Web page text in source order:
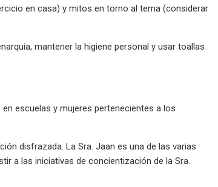
en casa) y mitos en torno al tema (considerar
mantener la higiene personal y usar toallas
escuelas y mujeres pertenecientes a los
disfrazada. La Sra. Jaan es una de las varias
a las iniciativas de concientización de la Sra.